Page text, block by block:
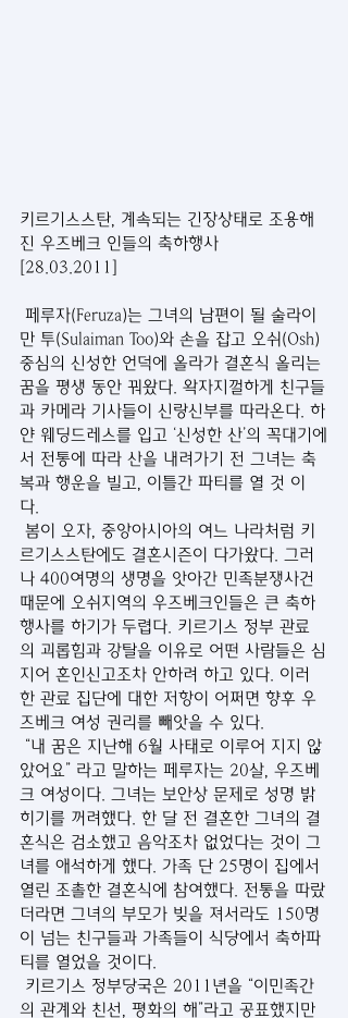
키르기스스탄, 계속되는 긴장상태로 조용해
진 우즈베크 인들의 축하행사
[28.03.2011]
페루자(Feruza)는 그녀의 남편이 될 술라이
만 투(Sulaiman Too)와 손을 잡고 오쉬(Osh)
중심의 신성한 언덕에 올라가 결혼식 올리는
꿈을 평생 동안 꿔왔다. 왁자지껄하게 친구들
과 카메라 기사들이 신랑신부를 따라온다. 하
얀 웨딩드레스를 입고 ‘신성한 산’의 꼭대기에
서 전통에 따라 산을 내려가기 전 그녀는 축
복과 행운을 빌고, 이틀간 파티를 열 것 이
다.
봄이 오자, 중앙아시아의 여느 나라처럼 키
르기스스탄에도 결혼시즌이 다가왔다. 그러
나 400여명의 생명을 앗아간 민족분쟁사건
때문에 오쉬지역의 우즈베크인들은 큰 축하
행사를 하기가 두렵다. 키르기스 정부 관료
의 괴롭힘과 강탈을 이유로 어떤 사람들은 심
지어 혼인신고조차 안하려 하고 있다. 이러
한 관료 집단에 대한 저항이 어쩌면 향후 우
즈베크 여성 권리를 빼앗을 수 있다.
“내 꿈은 지난해 6월 사태로 이루어 지지 않
았어요” 라고 말하는 페루자는 20살, 우즈베
크 여성이다. 그녀는 보안상 문제로 성명 밝
히기를 꺼려했다. 한 달 전 결혼한 그녀의 결
혼식은 검소했고 음악조차 없었다는 것이 그
녀를 애석하게 했다. 가족 단 25명이 집에서
열린 조촐한 결혼식에 참여했다. 전통을 따랐
더라면 그녀의 부모가 빚을 져서라도 150명
이 넘는 친구들과 가족들이 식당에서 축하파
티를 열었을 것이다.
키르기스 정부당국은 2011년을 “이민족간
의 관계와 친선, 평화의 해”라고 공표했지만